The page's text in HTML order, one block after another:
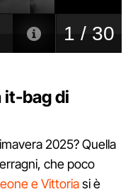
it-bag di
2025? Quella
che poco
e Vittoriasi è